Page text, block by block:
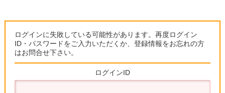
ログインに失敗している可能性があります。再度ログイン
ID・パスワードをご入力いただくか、登録情報をお忘れの方
はお問合せ下さい。
ログインID